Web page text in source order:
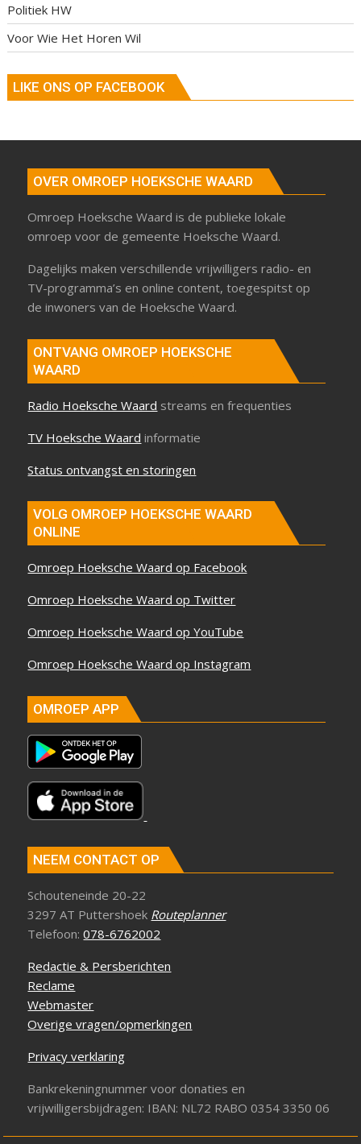
Politiek HW
Voor Wie Het Horen Wil
LIKE ONS OP FACEBOOK
OVER OMROEP HOEKSCHE WAARD
Omroep Hoeksche Waard is de publieke lokale
omroep voor de gemeente Hoeksche Waard.
Dagelijks maken verschillende vrijwilligers radio- en
TV-programma’s en online content, toegespitst op
de inwoners van de Hoeksche Waard.
ONTVANG OMROEP HOEKSCHE
WAARD
Radio Hoeksche Waard streams en frequenties
TV Hoeksche Waard informatie
Status ontvangst en storingen
VOLG OMROEP HOEKSCHE WAARD
ONLINE
Omroep Hoeksche Waard op Facebook
Omroep Hoeksche Waard op Twitter
Omroep Hoeksche Waard op YouTube
Omroep Hoeksche Waard op Instagram
OMROEP APP
NEEM CONTACT OP
Schouteneinde 20-22
3297 AT Puttershoek Routeplanner
Telefoon:078-6762002
Redactie & Persberichten
Reclame
Webmaster
Overige vragen/opmerkingen
Privacy verklaring
Bankrekeningnummer voor donaties en
vrijwilligersbijdragen: IBAN: NL72 RABO 0354 3350 06